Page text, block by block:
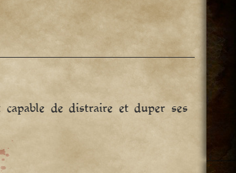
de distraire et duper ses